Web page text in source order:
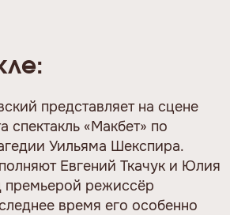
представляет на сцене
спектакль «Макбет» по
Уильяма Шекспира.
Евгений Ткачук и Юлия
премьерой режиссёр
время его особенно